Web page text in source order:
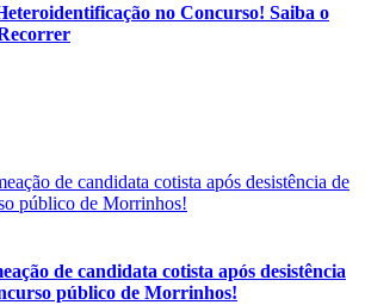
no Concurso! Saiba o
de candidata cotista após desistência
público de Morrinhos!